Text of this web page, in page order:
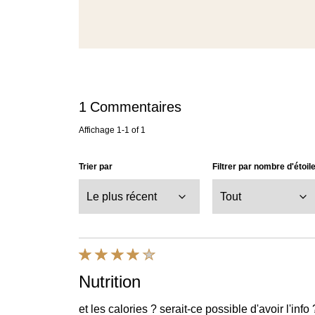
1 Commentaires
Affichage 1-1 of 1
Trier par Filtrer par nombre
Nutrition
et les calories ? serait-ce possible d'avoir l'info